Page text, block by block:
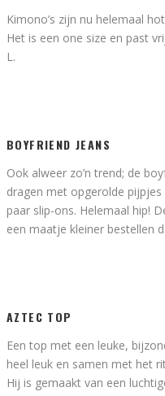
Kimono’s zijn nu helemaal
Het is een one size en past
L.
BOYFRIEND JEANS
Ook alweer zo’n trend; de
dragen met opgerolde
paar slip-ons. Helemaal hip!
een maatje kleiner bestellen
AZTEC TOP
Een top met een leuke,
heel leuk en samen met het
Hij is gemaakt van een